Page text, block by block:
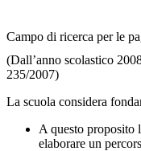
Campo di ricerca per le
(Dall’anno scolastico
235/2007)
La scuola considera
A questo proposito
elaborare un